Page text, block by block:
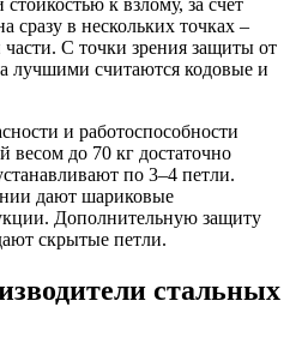
к взлому, за счет
сразу в нескольких точках –
С точки зрения защиты от
лучшими считаются кодовые и
и работоспособности
весом до 70 кг достаточно
по 3–4 петли.
дают шариковые
Дополнительную защиту
скрытые петли.
стальных